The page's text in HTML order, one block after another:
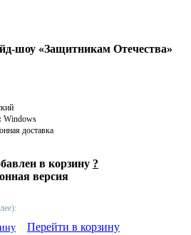
шоу «Защитникам Отечества»
Windows
доставка
в корзину ?
версия
Перейти в корзину